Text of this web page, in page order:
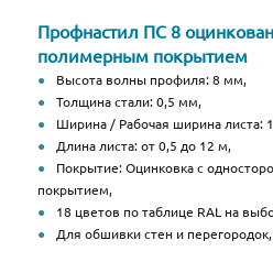
Профнастил ПС 8
полимерным покрытием
Высота волны профиля: 8 мм,
Толщина стали: 0,5 мм,
Ширина / Рабочая ширина
Длина листа: от 0,5 до 12 м,
Покрытие: Оцинковка с
покрытием,
18 цветов по таблице RAL на
Для обшивки стен и